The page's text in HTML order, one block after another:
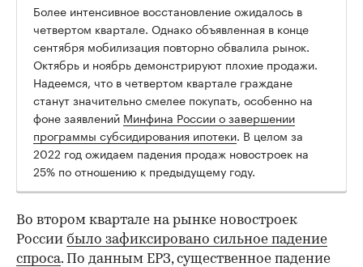
Более интенсивное восстановление ожидалось в
четвертом квартале. Однако объявленная в конце
сентября мобилизация повторно обвалила рынок.
Октябрь и ноябрь демонстрируют плохие продажи.
Надеемся, что в четвертом квартале граждане
станут значительно смелее покупать, особенно на
фоне заявлений Минфина России о завершении
программы субсидирования ипотеки. В целом за
2022 год ожидаем падения продаж новостроек на
25% по отношению к предыдущему году.
Во втором квартале на рынке новостроек
России было зафиксировано сильное падение
спроса. По данным ЕРЗ, существенное падение